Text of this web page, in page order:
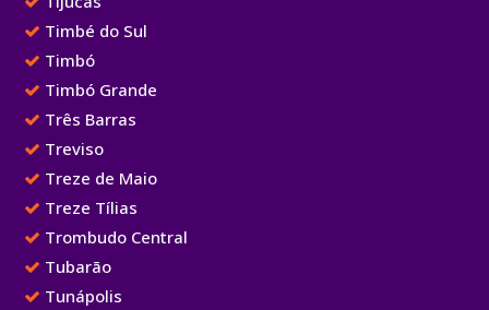
Timbé do Sul
Timbó
Timbó Grande
Três Barras
Treviso
Treze de Maio
Treze Tílias
Trombudo Central
Tubarão
Tunápolis